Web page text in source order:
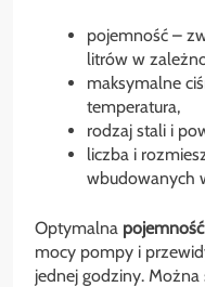
pojemność –
litrów w
maksymalne
temperatura,
rodzaj stali i
liczba i
wbudowanych
Optymalna pojemność
mocy pompy i
jednej godziny.